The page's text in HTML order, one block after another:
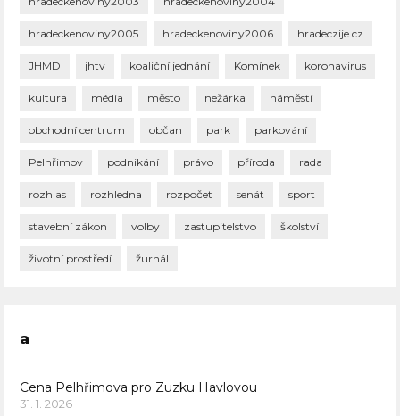
hradeckenoviny2005 hradeckenoviny2006 hradeczije.cz
JHMD jhtv koaliční jednání Komínek koronavirus
kultura média město nežárka náměstí
obchodní centrum občan park parkování
Pelhřimov podnikání právo příroda rada
rozhlas rozhledna rozpočet senát sport
stavební zákon volby zastupitelstvo školství
životní prostředí žurnál
a
Cena Pelhřimova pro Zuzku Havlovou
31. 1. 2026